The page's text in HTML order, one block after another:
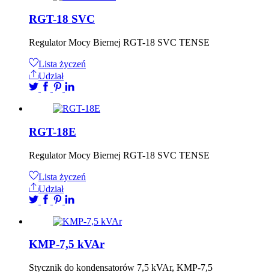
RGT-18 SVC
Regulator Mocy Biernej RGT-18 SVC TENSE
Lista życzeń
Udział
RGT-18E
Regulator Mocy Biernej RGT-18 SVC TENSE
Lista życzeń
Udział
KMP-7,5 kVAr
Stycznik do kondensatorów 7,5 kVAr, KMP-7,5